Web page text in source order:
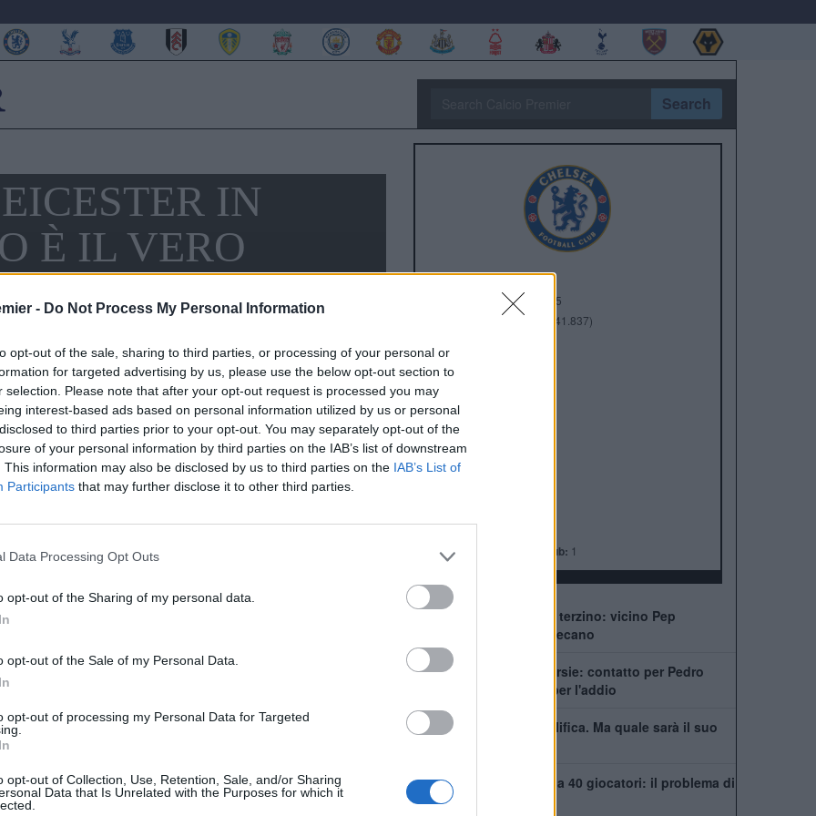
- Do Not Process My Personal Information
opt-out of the sale, sharing to third parties, or processing of your personal or
for targeted advertising by us, please use the below opt-out section to
selection. Please note that after your opt-out request is processed you may
interest-based ads based on personal information utilized by us or personal
to third parties prior to your opt-out. You may separately opt-out of the
of your personal information by third parties on the IAB’s list of downstream
This information may also be disclosed by us to third parties on the IAB’s List of
Participants that may further disclose it to other third parties.
Data Processing Opt Outs
opt-out of the Sharing of my personal data.
opt-out of the Sale of my Personal Data.
opt-out of processing my Personal Data for Targeted
opt-out of Collection, Use, Retention, Sale, and/or Sharing
Data that Is Unrelated with the Purposes for which it
Search
IN
È IL VERO
IL
in carica al
soltanto un bene per laPremier League
segreto fra top club per organizzare una “Supercoppa”
stagione.
manager –“stanno perdendo qualche punto e pertanto ci
alle loro porte, come il West Ham o lo Stoke che
tutte le prossime partite di Premier League. Il
Anno di Fondazione: 1905
Stamford Bridge (41.837)
Presidente:
Manager:
ALBO D'ORO
Premier League:
FA Cup:
League Cup:
Coppa del Mondo per Club: 1
Chelsea, ecco il nuovo terzino: vicino Pep
Chavarría dal Rayo Vallecano
City scatenato sulle corsie: contatto per Pedro
Neto, Savinho spinge per l'addio
Mudryk, stop alla squalifica. Ma quale sarà il suo
Chelsea, rosa infinita da 40 giocatori: il problema di
Xabi Alonso